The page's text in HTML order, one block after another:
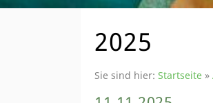
2025
Sie sind hier: Startseite »